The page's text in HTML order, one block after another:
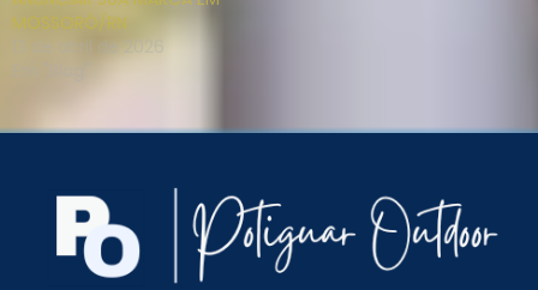
MOSSORÓ/RN
13 de abril de 2026